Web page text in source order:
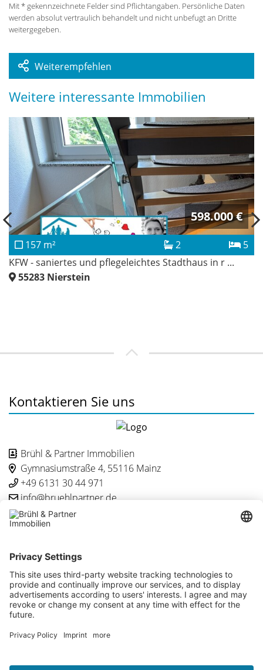
Mit * gekennzeichnete Felder sind Pflichtangaben. Persönliche Daten
werden absolut vertraulich behandelt und nicht unbefugt an Dritte
weitergegeben.
Weiterempfehlen
Weitere interessante Immobilien
598.000 €
157 m² 2
5
KFW - saniertes und pflegeleichtes Stadthaus in r ...
55283 Nierstein
Kontaktieren Sie uns
Brühl & Partner Immobilien
Gymnasiumstraße 4, 55116 Mainz
+49 6131 30 44 971
info@bruehlpartner.de
Besuchen Sie uns auch hier
Kontakt